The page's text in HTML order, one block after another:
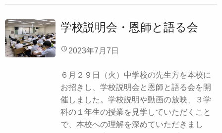
学校説明会・恩師と語る会
2023年7月7日
６月２９日（火）中学校の先生方を本校に
お招きし、学校説明会と恩師と語る会を開
催しました。学校説明や動画の放映、３学
科の１年生の授業を見学していただくこと
で、本校への理解を深めていただきまし